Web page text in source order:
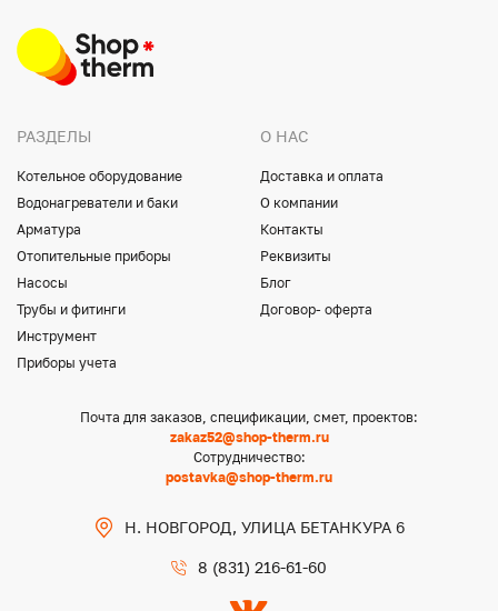
РАЗДЕЛЫ
Котельное оборудование
Водонагреватели и баки
Арматура
Отопительные приборы
Насосы
Трубы и фитинги
Инструмент
Приборы учета
О НАС
Доставка и оплата
О компании
Контакты
Реквизиты
Блог
Договор- оферта
Почта для заказов, спецификации, смет, проектов:
zakaz52@shop-therm.ru
Сотрудничество:
postavka@shop-therm.ru
Н. НОВГОРОД, УЛИЦА БЕТАНКУРА 6
8 (831) 216-61-60